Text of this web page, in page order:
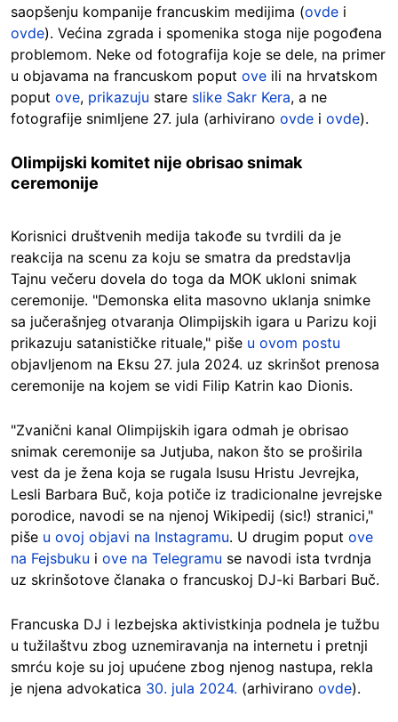
saopšenju kompanije francuskim medijima (ovde i
ovde). Većina zgrada i spomenika stoga nije pogođena
problemom. Neke od fotografija koje se dele, na primer
u objavama na francuskom poput ove ili na hrvatskom
poput ove, prikazuju stare slike Sakr Kera, a ne
fotografije snimljene 27. jula (arhivirano ovde i ovde).
Olimpijski komitet nije obrisao snimak
ceremonije
Korisnici društvenih medija takođe su tvrdili da je
reakcija na scenu za koju se smatra da predstavlja
Tajnu večeru dovela do toga da MOK ukloni snimak
ceremonije. "Demonska elita masovno uklanja snimke
sa jučerašnjeg otvaranja Olimpijskih igara u Parizu koji
prikazuju satanističke rituale," piše u ovom postu
objavljenom na Eksu 27. jula 2024. uz skrinšot prenosa
ceremonije na kojem se vidi Filip Katrin kao Dionis.
"Zvanični kanal Olimpijskih igara odmah je obrisao
snimak ceremonije sa Jutjuba, nakon što se proširila
vest da je žena koja se rugala Isusu Hristu Jevrejka,
Lesli Barbara Buč, koja potiče iz tradicionalne jevrejske
porodice, navodi se na njenoj Wikipedij (sic!) stranici,"
piše u ovoj objavi na Instagramu. U drugim poput ove
na Fejsbuku i ove na Telegramu se navodi ista tvrdnja
uz skrinšotove članaka o francuskoj DJ-ki Barbari Buč.
Francuska DJ i lezbejska aktivistkinja podnela je tužbu
u tužilaštvu zbog uznemiravanja na internetu i pretnji
smrću koje su joj upućene zbog njenog nastupa, rekla
je njena advokatica 30. jula 2024. (arhivirano ovde).